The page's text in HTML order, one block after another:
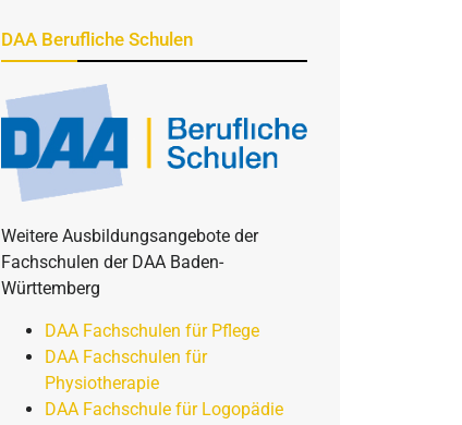
DAA Berufliche Schulen
Weitere Ausbildungsangebote der
Fachschulen der DAA Baden-
Württemberg
DAA Fachschulen für Pflege
DAA Fachschulen für
Physiotherapie
DAA Fachschule für Logopädie